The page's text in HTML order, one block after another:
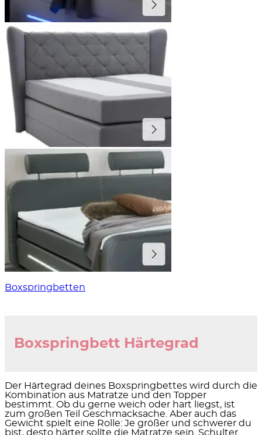
Boxspringbetten
Boxspringbett Härtegrad
Der Härtegrad deines Boxspringbettes wird durch die
Kombination aus Matratze und den Topper
bestimmt. Ob du gerne weich oder hart liegst, ist
zum großen Teil Geschmacksache. Aber auch das
Gewicht spielt eine Rolle: Je größer und schwerer du
bist, desto härter sollte die Matratze sein. Schulter